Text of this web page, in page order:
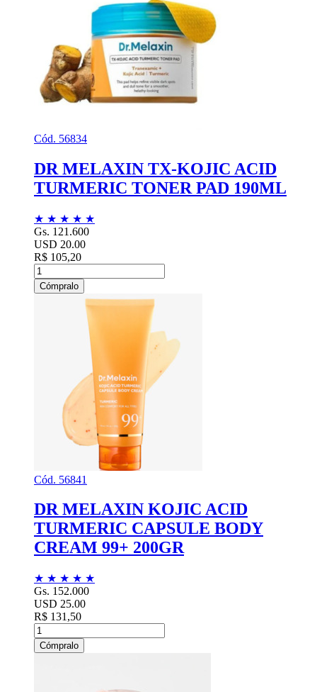
Cód. 56834
DR MELAXIN TX-KOJIC ACID
TURMERIC TONER PAD 190ML
★ ★ ★ ★ ★
Gs. 121.600
USD 20.00
R$ 105,20
Cómpralo
Cód. 56841
DR MELAXIN KOJIC ACID
TURMERIC CAPSULE BODY
CREAM 99+ 200GR
★ ★ ★ ★ ★
Gs. 152.000
USD 25.00
R$ 131,50
Cómpralo